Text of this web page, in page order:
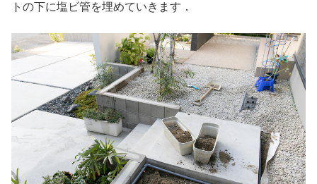
トの下に塩ビ管を埋めていきます．